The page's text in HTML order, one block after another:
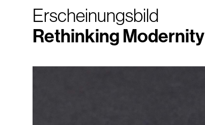
Erscheinungsbild
Rethinking Modernity